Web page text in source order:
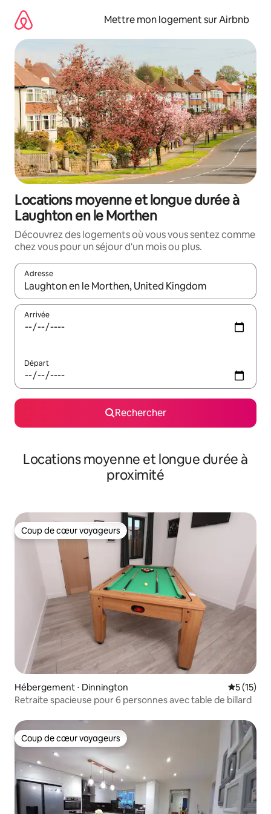
directement
contenu
Mettre mon logement sur Airbnb
Locations moyenne et longue durée à
Laughton en le Morthen
Découvrez des logements où vous vous sentez comme
chez vous pour un séjour d'un mois ou plus.
Adresse
Lorsque les résultats s'affichent, utilisez les flèches vers le
Arrivée
Départ
Rechercher
Locations moyenne et longue durée à
proximité
Coup de cœur voyageurs
Coup de cœur voyageurs
Hébergement ⋅ Dinnington
5 (15)
Retraite spacieuse pour 6 personnes avec table de billard
Coup de cœur voyageurs
Coup de cœur voyageurs